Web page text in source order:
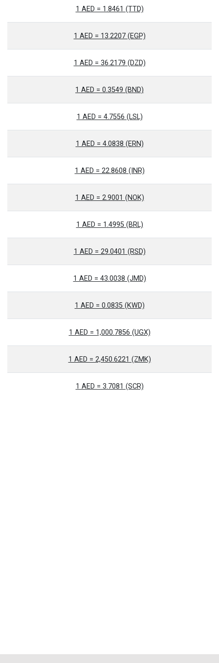
1 AED = 1.8461 (TTD)
1 AED = 13.2207 (EGP)
1 AED = 36.2179 (DZD)
1 AED = 0.3549 (BND)
1 AED = 4.7556 (LSL)
1 AED = 4.0838 (ERN)
1 AED = 22.8608 (INR)
1 AED = 2.9001 (NOK)
1 AED = 1.4995 (BRL)
1 AED = 29.0401 (RSD)
1 AED = 43.0038 (JMD)
1 AED = 0.0835 (KWD)
1 AED = 1,000.7856 (UGX)
1 AED = 2,450.6221 (ZMK)
1 AED = 3.7081 (SCR)